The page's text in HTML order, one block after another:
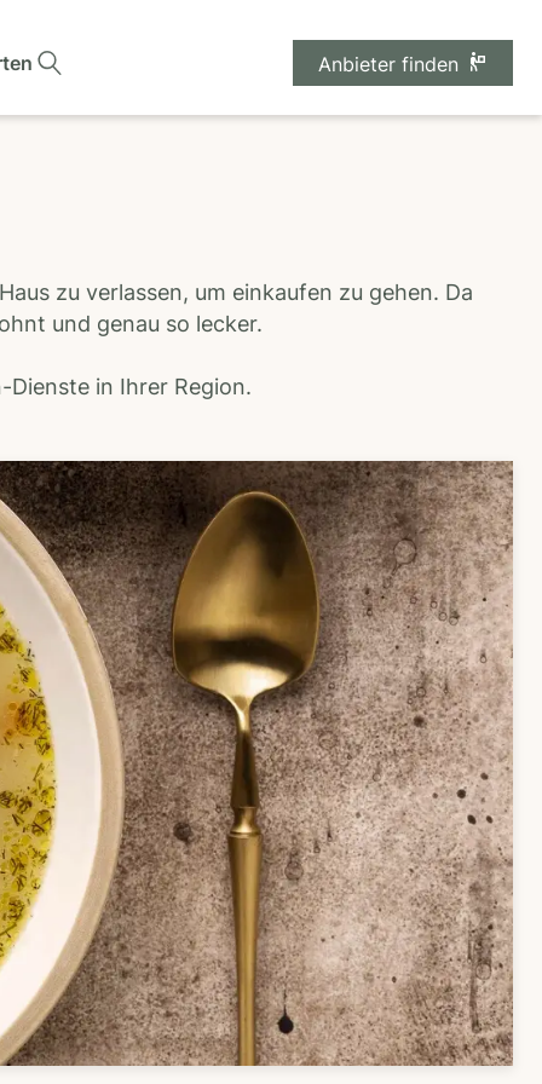
Anbieter finden
zu verlassen, um einkaufen zu gehen. Da
und genau so lecker.
Dienste in Ihrer Region.